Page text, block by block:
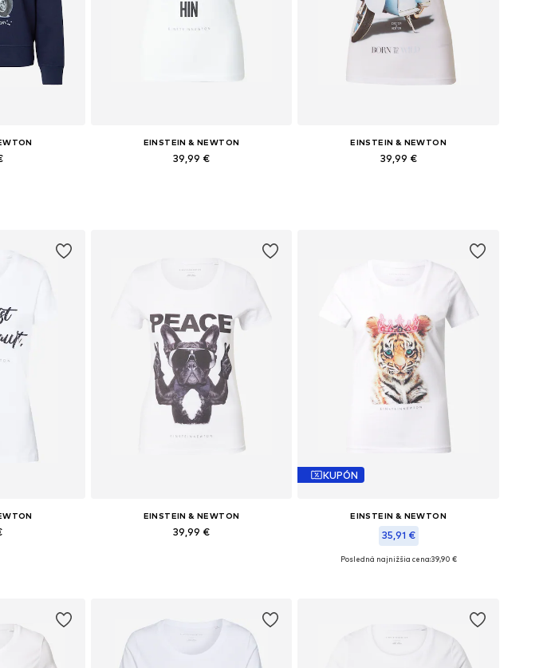
EINSTEIN & NEWTON
39,99 €
EINSTEIN & NEWTON
39,99 €
EINSTEIN & NEWTON
39,99 €
KUPÓN
EINSTEIN & NEWTON
35,91 €
Dostupné veľkosti: M
Posledná najnižšia cena:39,90 €